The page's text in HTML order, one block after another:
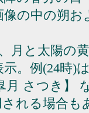
の中の朔
月と太陽の
。例(24時)
さつき】
れる場合も